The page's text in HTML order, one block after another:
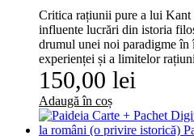
Critica rațiunii pure a lui Kant
influente lucrări din istoria
drumul unei noi paradigme în
experienței și a limitelor
150,00 lei
Adaugă în coș